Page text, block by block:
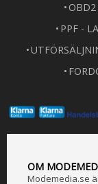
OBD2
PPF -
OM
Modemedia.se